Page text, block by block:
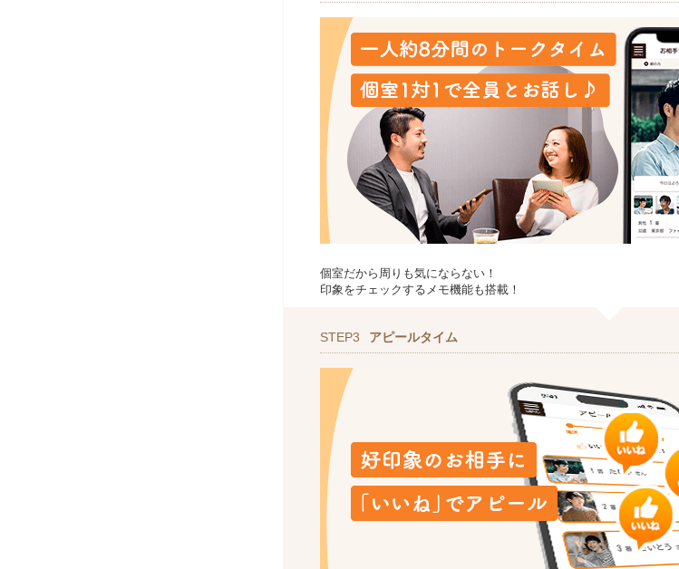
個室だから周りも気にならない！
印象をチェックするメモ機能も搭載！
STEP3 アピールタイム